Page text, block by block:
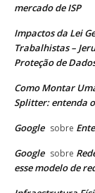
mercado de ISP
Impactos da Lei
Trabalhistas –
Proteção de
Como Montar
Splitter: entenda
Google sobre
Google sobre
esse modelo de